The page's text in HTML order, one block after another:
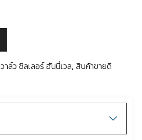
วาล์ว ชิลเลอร์ ฮันนี่เวล, สินค้าขายดี